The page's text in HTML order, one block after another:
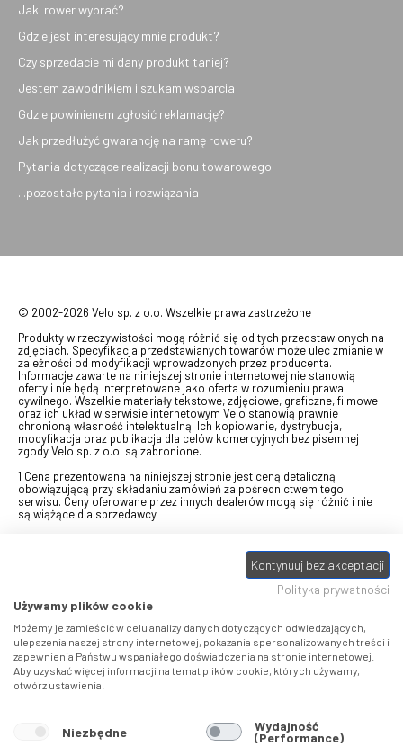
Jaki rower wybrać?
Gdzie jest interesujący mnie produkt?
Czy sprzedacie mi dany produkt taniej?
Jestem zawodnikiem i szukam wsparcia
Gdzie powinienem zgłosić reklamację?
Jak przedłużyć gwarancję na ramę roweru?
Pytania dotyczące realizacji bonu towarowego
...pozostałe pytania i rozwiązania
© 2002-2026 Velo sp. z o.o. Wszelkie prawa zastrzeżone
Produkty w rzeczywistości mogą różnić się od tych przedstawionych na
zdjęciach. Specyfikacja przedstawianych towarów może ulec zmianie w
zależności od modyfikacji wprowadzonych przez producenta.
Informacje zawarte na niniejszej stronie internetowej nie stanowią
oferty i nie będą interpretowane jako oferta w rozumieniu prawa
cywilnego. Wszelkie materiały tekstowe, zdjęciowe, graficzne, filmowe
oraz ich układ w serwisie internetowym Velo stanowią prawnie
chronioną własność intelektualną. Ich kopiowanie, dystrybucja,
modyfikacja oraz publikacja dla celów komercyjnych bez pisemnej
zgody Velo sp. z o.o. są zabronione.
1 Cena prezentowana na niniejszej stronie jest ceną detaliczną
obowiązującą przy składaniu zamówień za pośrednictwem tego
serwisu. Ceny oferowane przez innych dealerów mogą się różnić i nie
są wiążące dla sprzedawcy.
swój bon" na towary z oferty VELO, aktualnie dostępnej na stronie
, w ramach sprzedaży premiowej. Dowiedz się jak
stronie promocji. Prezentowana wartość
eBonu uwzględnia fakt wyrażenia - w procesie rejestracji w Panelu
klienta- zgody na otrzymywanie drogą mailową informacji handlowo-
marketingowe, np. newsletter rowerowy. W przypadku braku zgody
wartość eBonu zostanie obniżona o 10 zł.
Pamiętaj, że eBony za produkty SIDI dotyczą zakupów w sklepach
SIDI Center, produkty Castelli zakupów w placówkach tworzących
Castelli Center.
Kontynuuj bez akceptacji
Polityka prywatności
Używamy plików cookie
Możemy je zamieścić w celu analizy danych dotyczących odwiedzających,
ulepszenia naszej strony internetowej, pokazania spersonalizowanych treści i
zapewnienia Państwu wspaniałego doświadczenia na stronie internetowej.
Aby uzyskać więcej informacji na temat plików cookie, których używamy,
otwórz ustawienia.
Niezbędne Wydajność
(Performance)